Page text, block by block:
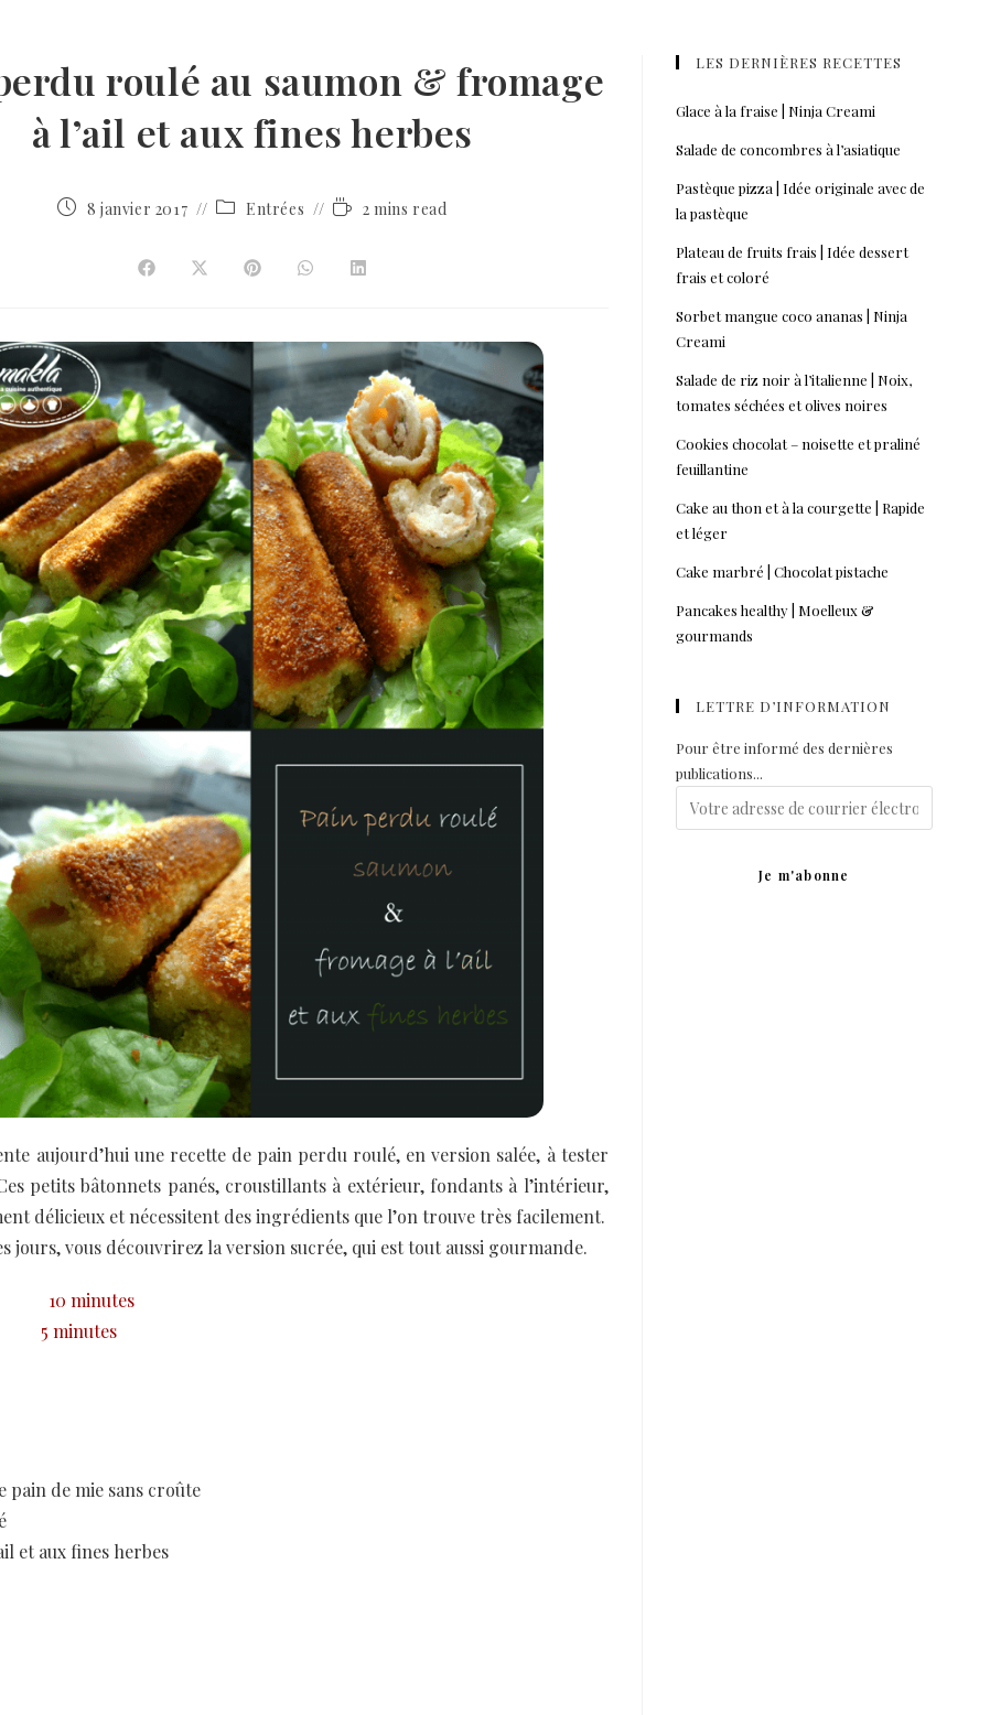
roulé au saumon & fromage
à l’ail et aux fines herbes
8 janvier 2017 Entrées 2 mins read
aujourd’hui une recette de pain perdu roulé, en version salée, à tester
petits bâtonnets panés, croustillants à extérieur, fondants à l’intérieur,
délicieux et nécessitent des ingrédients que l’on trouve très facilement.
jours, vous découvrirez la version sucrée, qui est tout aussi gourmande.
10 minutes
5 minutes
pain de mie sans croûte
et aux fines herbes
LES DERNIÈRES RECETTES
Glace à la fraise | Ninja Creami
Salade de concombres à l’asiatique
Pastèque pizza | Idée originale avec de
la pastèque
Plateau de fruits frais | Idée dessert
frais et coloré
Sorbet mangue coco ananas | Ninja
Creami
Salade de riz noir à l’italienne | Noix,
tomates séchées et olives noires
Cookies chocolat – noisette et praliné
feuillantine
Cake au thon et à la courgette | Rapide
et léger
Cake marbré | Chocolat pistache
Pancakes healthy | Moelleux &
gourmands
LETTRE D’INFORMATION
Pour être informé des dernières
publications...